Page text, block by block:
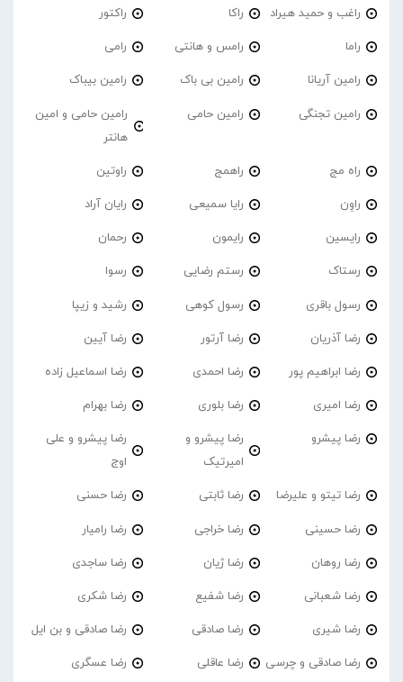
راغب و حمید هیراد راکا راکتور
راما رامس و هانتی رامی
رامین آریانا رامین بی باک رامین بیباک
رامین تجنگی رامین حامی
رامین حامی و امین
هانتر
راه مج راهمج راوتین
راوِن رایا سمیعی رایان آراد
رایسین رایمون رحمان
رستاک رستم رضایی رسوا
رسول باقری رسول کوهی رشید و زیپا
رضا آذریان رضا آرتور رضا آیین
رضا ابراهیم پور رضا احمدی رضا اسماعیل زاده
رضا امیری رضا بلوری رضا بهرام
رضا پیشرو
رضا پیشرو و
امیرتیک
رضا پیشرو و علی
اوج
رضا تیتو و علیرضا رضا ثابتی رضا حسنی
رضا حسینی رضا خراجی رضا رامیار
رضا روهان رضا ژیان رضا ساجدی
رضا شعبانی رضا شفیع رضا شکری
رضا شیری رضا صادقی رضا صادقی و بن ایل
رضا صادقی و چرسی رضا عاقلی رضا عسگری